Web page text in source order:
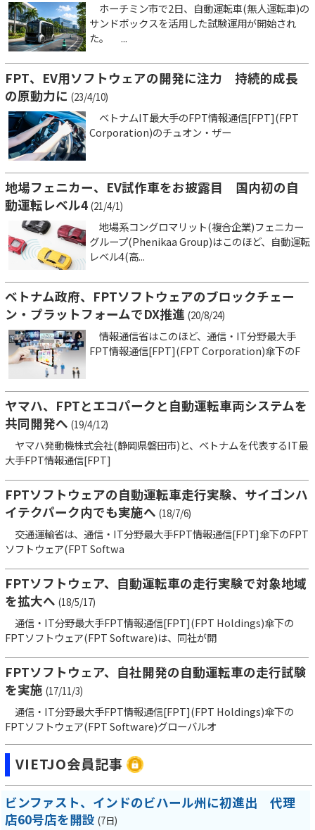
ホーチミン市で2日、自動運転車(無人運転車)の
サンドボックスを活用した試験運用が開始され
た。 ...
FPT、EV用ソフトウェアの開発に注力 持続的成長
の原動力に (23/4/10)
ベトナムIT最大手のFPT情報通信[FPT](FPT
Corporation)のチュオン・ザー
地場フェニカー、EV試作車をお披露目 国内初の自
動運転レベル4 (21/4/1)
地場系コングロマリット(複合企業)フェニカー
グループ(Phenikaa Group)はこのほど、自動運転
レベル4(高...
ベトナム政府、FPTソフトウェアのブロックチェー
ン・プラットフォームでDX推進 (20/8/24)
情報通信省はこのほど、通信・IT分野最大手
FPT情報通信[FPT](FPT Corporation)傘下のF
ヤマハ、FPTとエコパークと自動運転車両システムを
共同開発へ (19/4/12)
ヤマハ発動機株式会社(静岡県磐田市)と、ベトナムを代表するIT最
大手FPT情報通信[FPT]
FPTソフトウェアの自動運転車走行実験、サイゴンハ
イテクパーク内でも実施へ (18/7/6)
交通運輸省は、通信・IT分野最大手FPT情報通信[FPT]傘下のFPT
ソフトウェア(FPT Softwa
FPTソフトウェア、自動運転車の走行実験で対象地域
を拡大へ (18/5/17)
通信・IT分野最大手FPT情報通信[FPT](FPT Holdings)傘下の
FPTソフトウェア(FPT Software)は、同社が開
FPTソフトウェア、自社開発の自動運転車の走行試験
を実施 (17/11/3)
通信・IT分野最大手FPT情報通信[FPT](FPT Holdings)傘下の
FPTソフトウェア(FPT Software)グローバルオ
VIETJO会員記事
ビンファスト、インドのビハール州に初進出 代理
店60号店を開設 (7日)